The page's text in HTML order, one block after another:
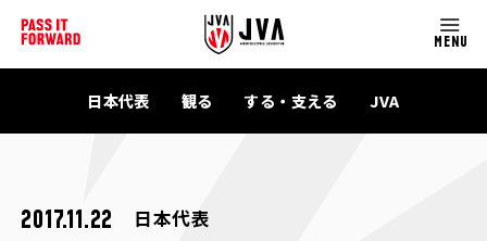
MENU
日本代表 観る する・支える JVA
2017.11.22 日本代表